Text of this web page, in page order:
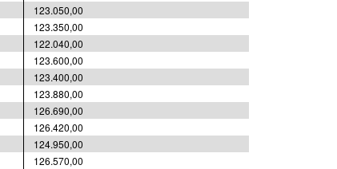
123.050,00
123.350,00
122.040,00
123.600,00
123.400,00
123.880,00
126.690,00
126.420,00
124.950,00
126.570,00